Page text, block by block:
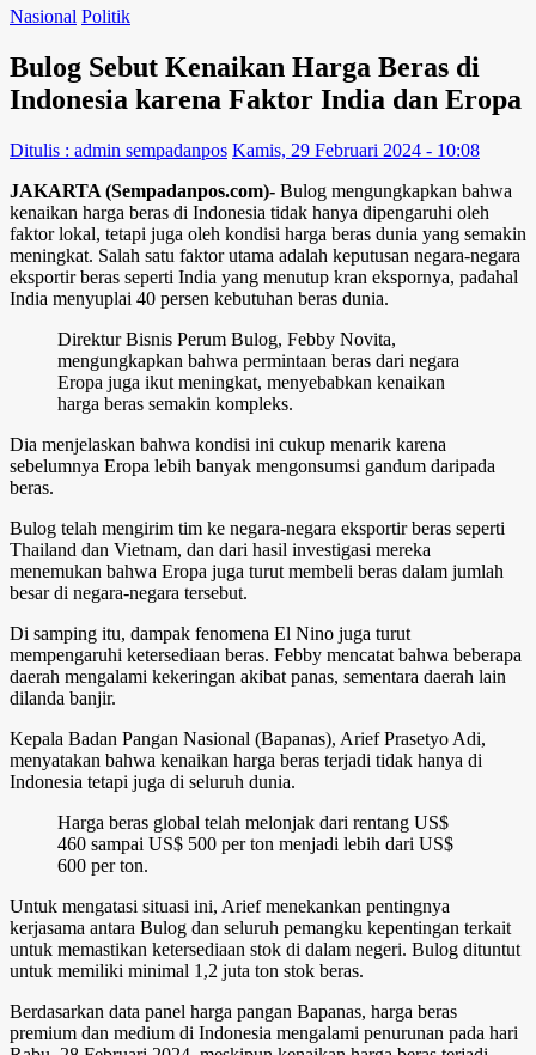
Nasional Politik
Bulog Sebut Kenaikan Harga Beras di
Indonesia karena Faktor India dan Eropa
Ditulis : admin sempadanpos Kamis, 29 Februari 2024 - 10:08
JAKARTA (Sempadanpos.com)- Bulog mengungkapkan bahwa
kenaikan harga beras di Indonesia tidak hanya dipengaruhi oleh
faktor lokal, tetapi juga oleh kondisi harga beras dunia yang semakin
meningkat. Salah satu faktor utama adalah keputusan negara-negara
eksportir beras seperti India yang menutup kran ekspornya, padahal
India menyuplai 40 persen kebutuhan beras dunia.
Direktur Bisnis Perum Bulog, Febby Novita,
mengungkapkan bahwa permintaan beras dari negara
Eropa juga ikut meningkat, menyebabkan kenaikan
harga beras semakin kompleks.
Dia menjelaskan bahwa kondisi ini cukup menarik karena
sebelumnya Eropa lebih banyak mengonsumsi gandum daripada
beras.
Bulog telah mengirim tim ke negara-negara eksportir beras seperti
Thailand dan Vietnam, dan dari hasil investigasi mereka
menemukan bahwa Eropa juga turut membeli beras dalam jumlah
besar di negara-negara tersebut.
Di samping itu, dampak fenomena El Nino juga turut
mempengaruhi ketersediaan beras. Febby mencatat bahwa beberapa
daerah mengalami kekeringan akibat panas, sementara daerah lain
dilanda banjir.
Kepala Badan Pangan Nasional (Bapanas), Arief Prasetyo Adi,
menyatakan bahwa kenaikan harga beras terjadi tidak hanya di
Indonesia tetapi juga di seluruh dunia.
Harga beras global telah melonjak dari rentang US$
460 sampai US$ 500 per ton menjadi lebih dari US$
600 per ton.
Untuk mengatasi situasi ini, Arief menekankan pentingnya
kerjasama antara Bulog dan seluruh pemangku kepentingan terkait
untuk memastikan ketersediaan stok di dalam negeri. Bulog dituntut
untuk memiliki minimal 1,2 juta ton stok beras.
Berdasarkan data panel harga pangan Bapanas, harga beras
premium dan medium di Indonesia mengalami penurunan pada hari